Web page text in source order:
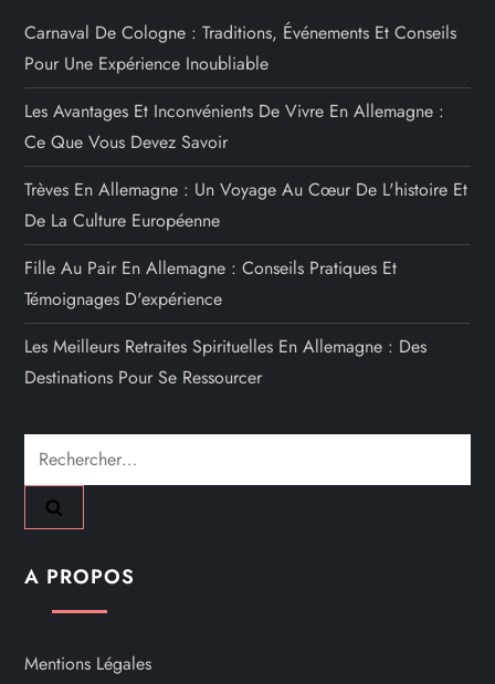
Carnaval De Cologne : Traditions, Événements Et Conseils
Pour Une Expérience Inoubliable
Les Avantages Et Inconvénients De Vivre En Allemagne :
Ce Que Vous Devez Savoir
Trèves En Allemagne : Un Voyage Au Cœur De L'histoire Et
De La Culture Européenne
Fille Au Pair En Allemagne : Conseils Pratiques Et
Témoignages D'expérience
Les Meilleurs Retraites Spirituelles En Allemagne : Des
Destinations Pour Se Ressourcer
Rechercher :
A PROPOS
Mentions Légales